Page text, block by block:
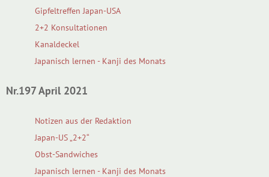
Gipfeltreffen Japan-USA
2+2 Konsultationen
Kanaldeckel
Japanisch lernen - Kanji des Monats
Nr.197 April 2021
Notizen aus der Redaktion
Japan-US „2+2“
Obst-Sandwiches
Japanisch lernen - Kanji des Monats